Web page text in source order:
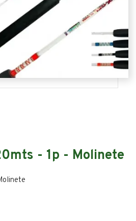
- 1p - Molinete